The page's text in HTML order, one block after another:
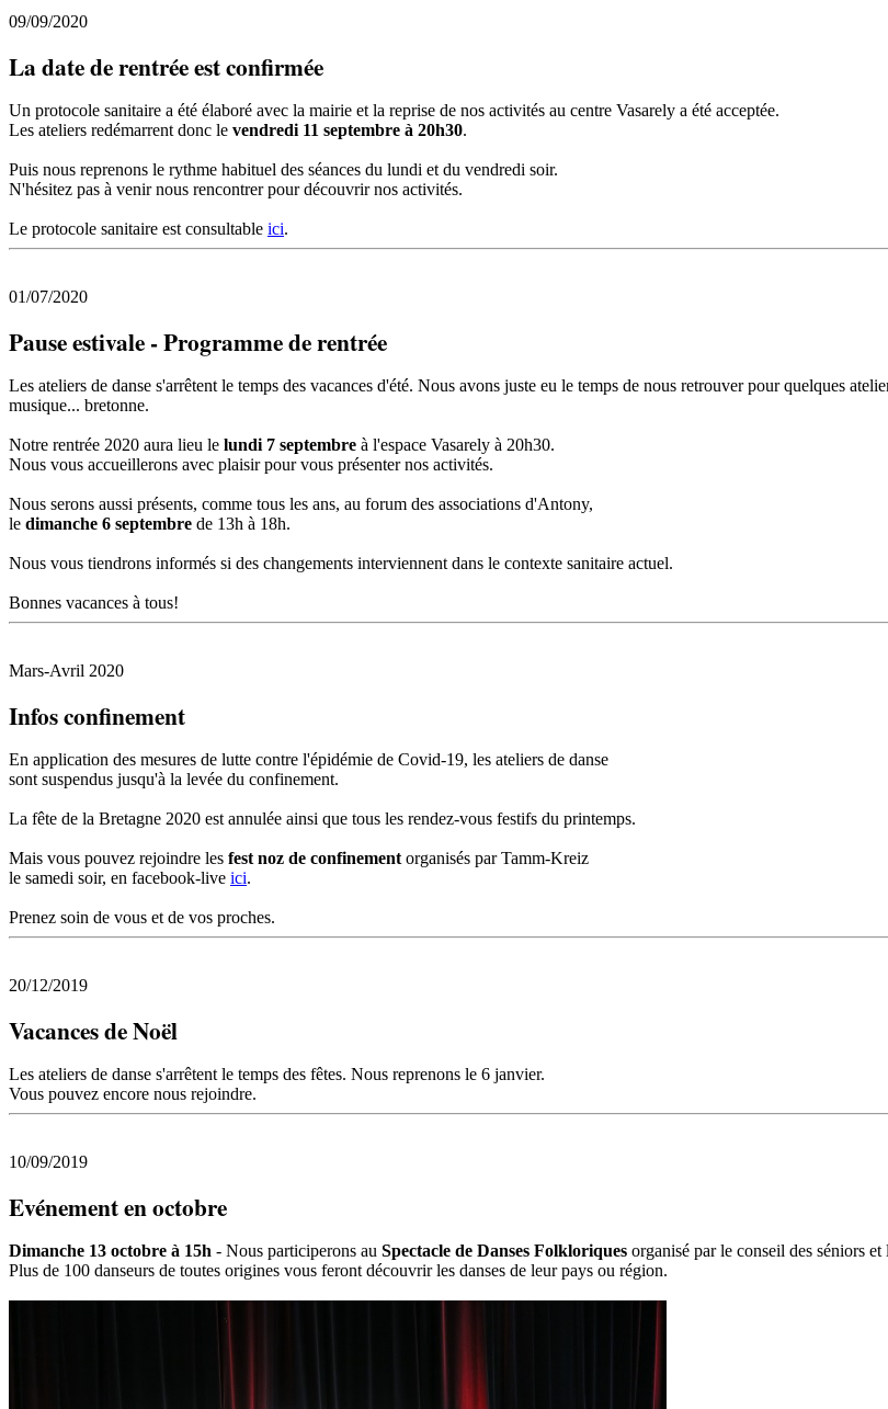
09/09/2020
La date de rentrée est confirmée
Un protocole sanitaire a été élaboré avec la mairie et la reprise de nos activités au centre Vasarely a été acceptée.
Les ateliers redémarrent donc le vendredi 11 septembre à 20h30.
Puis nous reprenons le rythme habituel des séances du lundi et du vendredi soir.
N'hésitez pas à venir nous rencontrer pour découvrir nos activités.
Le protocole sanitaire est consultable ici.
01/07/2020
Pause estivale - Programme de rentrée
Les ateliers de danse s'arrêtent le temps des vacances d'été. Nous avons juste eu le temps de nous retrouver pour quelques
musique... bretonne.
Notre rentrée 2020 aura lieu le lundi 7 septembre à l'espace Vasarely à 20h30.
Nous vous accueillerons avec plaisir pour vous présenter nos activités.
Nous serons aussi présents, comme tous les ans, au forum des associations d'Antony,
le dimanche 6 septembre de 13h à 18h.
Nous vous tiendrons informés si des changements interviennent dans le contexte sanitaire actuel.
Bonnes vacances à tous!
Mars-Avril 2020
Infos confinement
En application des mesures de lutte contre l'épidémie de Covid-19, les ateliers de danse
sont suspendus jusqu'à la levée du confinement.
La fête de la Bretagne 2020 est annulée ainsi que tous les rendez-vous festifs du printemps.
Mais vous pouvez rejoindre les fest noz de confinement organisés par Tamm-Kreiz
le samedi soir, en facebook-live ici.
Prenez soin de vous et de vos proches.
20/12/2019
Vacances de Noël
Les ateliers de danse s'arrêtent le temps des fêtes. Nous reprenons le 6 janvier.
Vous pouvez encore nous rejoindre.
10/09/2019
Evénement en octobre
Dimanche 13 octobre à 15h - Nous participerons au Spectacle de Danses Folkloriques organisé par le conseil des séniors
Plus de 100 danseurs de toutes origines vous feront découvrir les danses de leur pays ou région.